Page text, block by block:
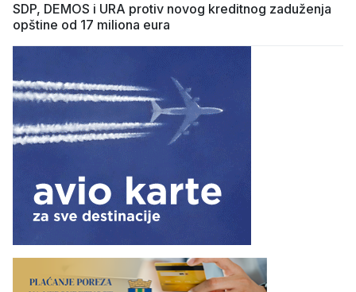
SDP, DEMOS i URA protiv novog kreditnog zaduženja
opštine od 17 miliona eura